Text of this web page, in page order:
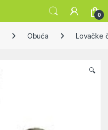
0
Obuća Lovačke
🔍